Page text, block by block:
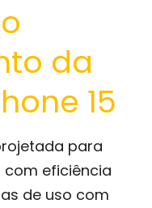
da
15
para
eficiência
de uso com